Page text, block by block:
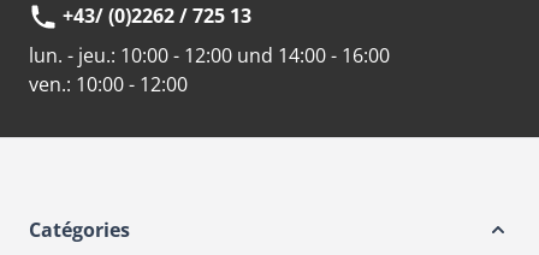
+43/ (0)2262 / 725 13
lun. - jeu.: 10:00 - 12:00 und 14:00 - 16:00
ven.: 10:00 - 12:00
Catégories